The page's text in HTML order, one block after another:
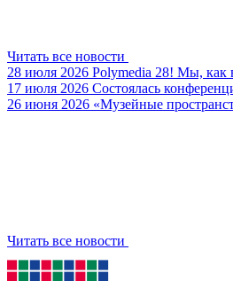
Читать все новости
28 июля 2026 Polymedia 28! Мы, как
17 июля 2026 Состоялась
26 июня 2026 «Музейные
Читать все новости